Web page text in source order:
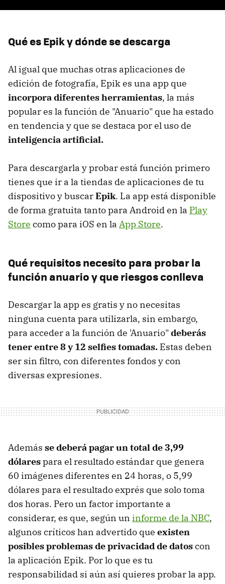
Qué es Epik y dónde se descarga
Al igual que muchas otras aplicaciones de
edición de fotografía, Epik es una app que
incorpora diferentes herramientas, la más
popular es la función de "Anuario" que ha estado
en tendencia y que se destaca por el uso de
inteligencia artificial.
Para descargarla y probar está función primero
tienes que ir a la tiendas de aplicaciones de tu
dispositivo y buscarEpik. La app está disponible
de forma gratuita tanto para Android en la Play
Store como para iOS en la App Store.
Qué requisitos necesito para probar la
función anuario y que riesgos conlleva
Descargar la app es gratis y no necesitas
ninguna cuenta para utilizarla, sin embargo,
para acceder a la función de 'Anuario" deberás
tener entre 8 y 12 selfies tomadas. Estas deben
ser sin filtro, con diferentes fondos y con
diversas expresiones.
Además se deberá pagar un total de 3,99
dólarespara el resultado estándar que genera
60 imágenes diferentes en 24 horas, o 5,99
dólares para el resultado exprés que solo toma
dos horas. Pero un factor importante a
considerar, es que, según un informe de la NBC,
algunos críticos han advertido que existen
posibles problemas de privacidad de datoscon
la aplicación Epik. Por lo que es tu
responsabilidad si aún así quieres probar la app.